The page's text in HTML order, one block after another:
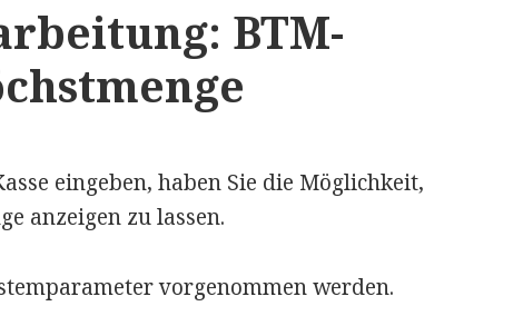
BTM-
eingeben, haben Sie die Möglichkeit,
anzeigen zu lassen.
vorgenommen werden.